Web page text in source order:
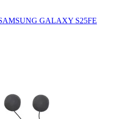
GALAXY S25FE